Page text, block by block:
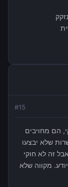
#15
הם מחויבים
שלא יבצעו
זה לא חוקי
מקווה שלא